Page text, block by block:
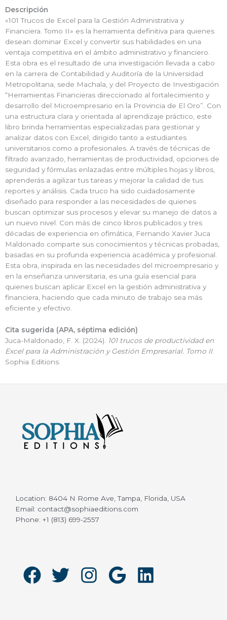
Descripción
«101 Trucos de Excel para la Gestión Administrativa y
Financiera. Tomo II» es la herramienta definitiva para quienes
desean dominar Excel y convertir sus habilidades en una
ventaja competitiva en el ámbito administrativo y financiero.
Esta obra es el resultado de una investigación llevada a cabo
en la carrera de Contabilidad y Auditoría de la Universidad
Metropolitana, sede Machala, y del Proyecto de Investigación
“Herramientas Financieras direccionado al fortalecimiento y
desarrollo del Microempresario en la Provincia de El Oro”. Con
una estructura clara y orientada al aprendizaje práctico, este
libro brinda herramientas especializadas para gestionar y
analizar datos con Excel, dirigido tanto a estudiantes
universitarios como a profesionales. A través de técnicas de
filtrado avanzado, herramientas de productividad, opciones de
seguridad y fórmulas enlazadas entre múltiples hojas y libros,
aprenderás a agilizar tus tareas y mejorar la calidad de tus
reportes y análisis. Cada truco ha sido cuidadosamente
diseñado para responder a las necesidades de quienes
buscan optimizar sus procesos y elevar su manejo de datos a
un nuevo nivel. Con más de cinco libros publicados y tres
décadas de experiencia en ofimática, Fernando Xavier Juca
Maldonado comparte sus conocimientos y técnicas probadas,
basadas en su profunda experiencia académica y profesional.
Esta obra, inspirada en las necesidades del microempresario y
en la enseñanza universitaria, es una guía esencial para
quienes buscan aplicar Excel en la gestión administrativa y
financiera, haciendo que cada minuto de trabajo sea más
eficiente y efectivo.
Cita sugerida (APA, séptima edición)
Juca-Maldonado, F. X. (2024). 101 trucos de productividad en
Excel para la Administración y Gestión Empresarial. Tomo II.
Sophia Editions.
Location: 8404 N Rome Ave, Tampa, Florida, USA
Email: contact@sophiaeditions.com
Phone: +1 (813) 699-2557